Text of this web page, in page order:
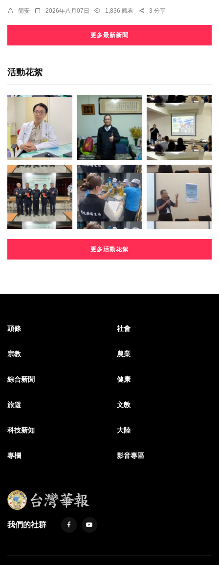
簡安 2026年八月07日 1,836 觀看 3 分享
更多最新新聞
活動花絮
更多活動花絮
頭條 社會
宗教 農業
綜合新聞 健康
旅遊 文教
科技新知 大陸
專欄 影音專區
我們的社群